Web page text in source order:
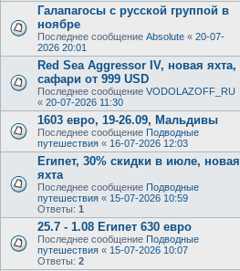
Галапагосы с русской группой в
ноябре
Последнее сообщение Absolute « 20-07-
2026 20:01
Red Sea Aggressor IV, новая яхта,
сафари от 999 USD
Последнее сообщение VODOLAZOFF_RU
« 20-07-2026 11:30
1603 евро, 19-26.09, Мальдивы
Последнее сообщение Подводные
путешествия « 16-07-2026 12:03
Египет, 30% скидки в июле, новая
яхта
Последнее сообщение Подводные
путешествия « 15-07-2026 10:59
Ответы: 1
25.7 - 1.08 Египет 630 евро
Последнее сообщение Подводные
путешествия « 15-07-2026 10:07
Ответы: 2